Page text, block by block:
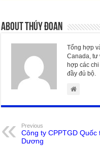
About Thúy Đoan
Tổng hợp
Canada, tư
hợp các
đầy đủ bộ.
Previous
Công ty CPPTGD Quốc
Dương